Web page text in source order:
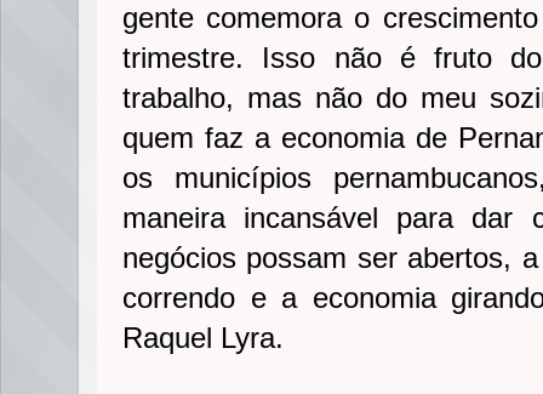
gente comemora o
trimestre. Isso não é fruto
trabalho, mas não do meu
quem faz a economia de
os municípios
maneira incansável para dar
negócios possam ser abertos,
correndo e a economia
Raquel Lyra.